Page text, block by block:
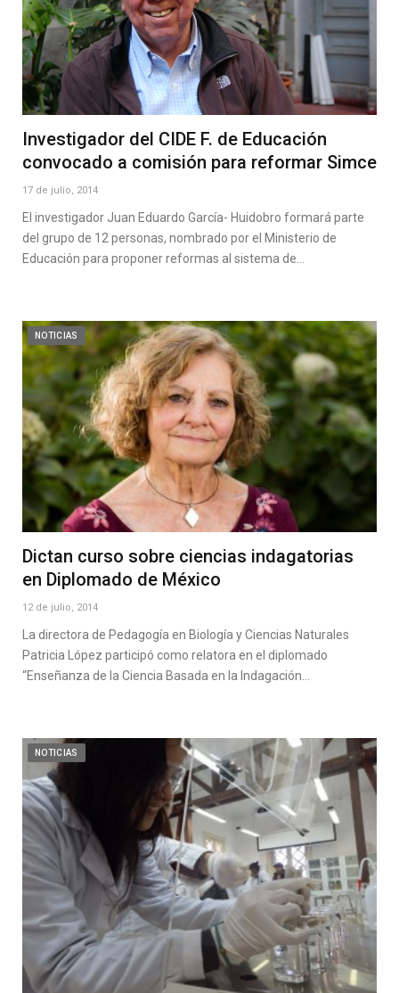
Investigador del CIDE F. de Educación
convocado a comisión para reformar Simce
17 de julio, 2014
El investigador Juan Eduardo García- Huidobro formará parte
del grupo de 12 personas, nombrado por el Ministerio de
Educación para proponer reformas al sistema de…
NOTICIAS
Dictan curso sobre ciencias indagatorias
en Diplomado de México
12 de julio, 2014
La directora de Pedagogía en Biología y Ciencias Naturales
Patricia López participó como relatora en el diplomado
“Enseñanza de la Ciencia Basada en la Indagación…
NOTICIAS